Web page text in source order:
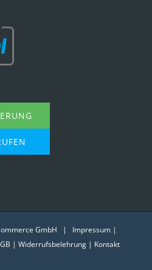
GmbH | Impressum |
| Widerrufsbelehrung | Kontakt